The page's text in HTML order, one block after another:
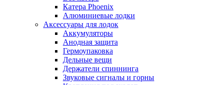
Катера Phoenix
Алюминиевые лодки
Аксессуары для лодок
Аккумуляторы
Анодная защита
Гермоупаковка
Дельные вещи
Держатели спиннинга
Звуковые сигналы и горны